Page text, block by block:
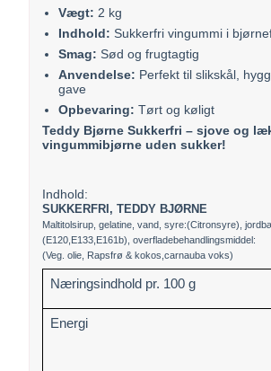
Vægt: 2 kg
Indhold: Sukkerfri vingummi i
Smag: Sød og frugtagtig
Anvendelse: Perfekt til slikskål,
gave
Opbevaring: Tørt og køligt
Teddy Bjørne Sukkerfri – sjove og
vingummibjørne uden sukker!
Indhold:
SUKKERFRI, TEDDY BJØRNE
Maltitolsirup, gelatine, vand, syre:(Citronsyre),
(E120,E133,E161b), overfladebehandlingsmiddel:
(Veg. olie, Rapsfrø & kokos,carnauba voks)
Næringsindhold pr. 100 g
Energi